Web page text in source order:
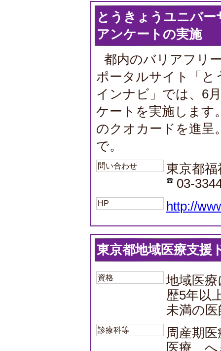
とうきょうユニバ
アンケートの実施
都内のバリアフリ
ポータルサイト「と
インナビ」では、6
ケートを実施します
のクオカードを進
で。
問い合わせ
東京都
03-
HP http://
東京都地域医療支援
資格
地域医
歴5年以
未満の医
診療科等
周産期
医療、